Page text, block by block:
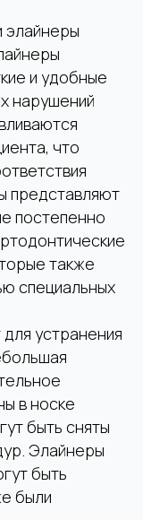
элайнеры
и удобные
нарушений
что
представляют
постепенно
также
специальных
устранения
в носке
быть сняты
Элайнеры
быть
были